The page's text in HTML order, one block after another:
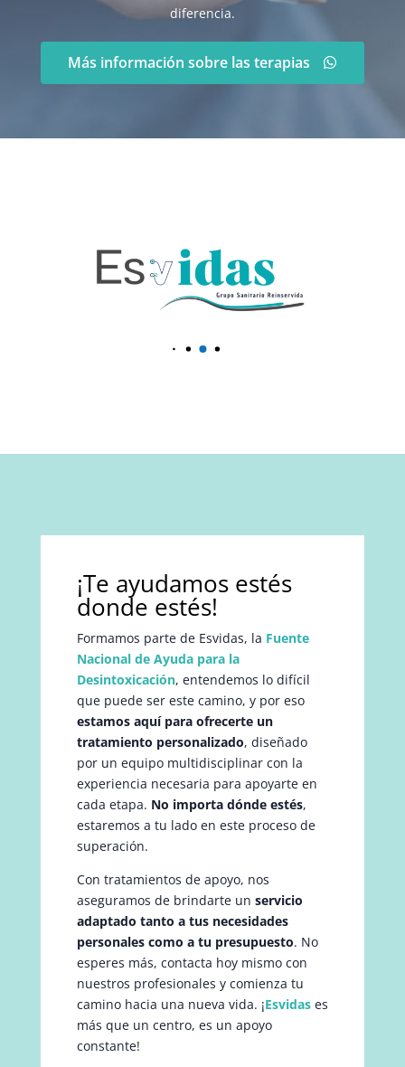
diferencia.
Más información sobre las terapias
¡Te ayudamos estés
donde estés!
Formamos parte de Esvidas, la Fuente
Nacional de Ayuda para la
Desintoxicación, entendemos lo difícil
que puede ser este camino, y por eso
estamos aquí para ofrecerte un
tratamiento personalizado, diseñado
por un equipo multidisciplinar con la
experiencia necesaria para apoyarte en
cada etapa. No importa dónde estés,
estaremos a tu lado en este proceso de
superación.
Con tratamientos de apoyo, nos
aseguramos de brindarte un servicio
adaptado tanto a tus necesidades
personales como a tu presupuesto. No
esperes más, contacta hoy mismo con
nuestros profesionales y comienza tu
camino hacia una nueva vida. ¡Esvidas es
más que un centro, es un apoyo
constante!